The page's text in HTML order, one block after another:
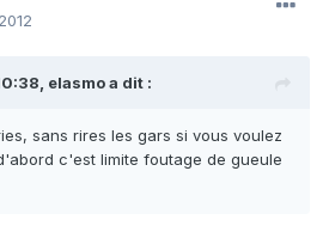
elasmo a dit :
sans rires les gars si vous voulez
c'est limite foutage de gueule